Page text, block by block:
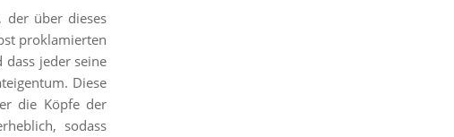
der über dieses
proklamierten
jeder seine
Diese
die Köpfe der
sodass